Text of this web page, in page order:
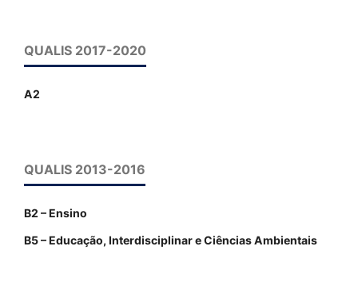
QUALIS 2017-2020
A2
QUALIS 2013-2016
B2 – Ensino
B5 – Educação, Interdisciplinar e Ciências Ambientais